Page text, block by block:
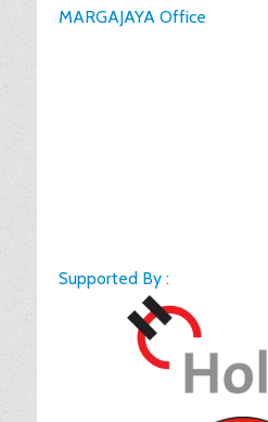
MARGAJAYA Office
Supported By :